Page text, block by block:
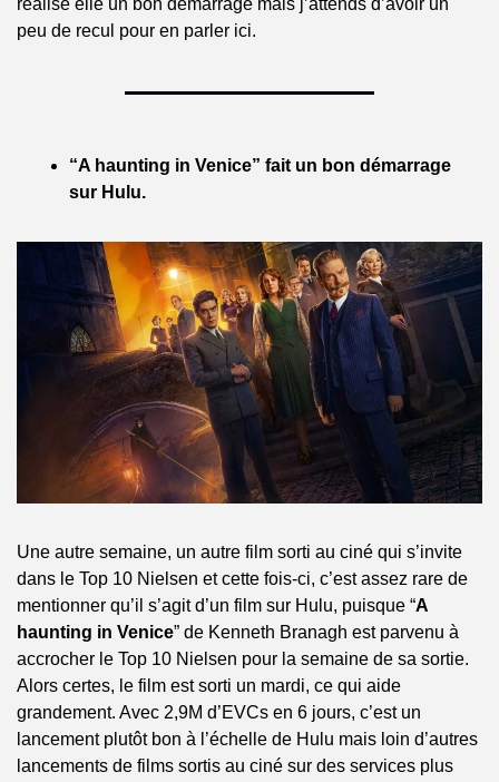
réalise elle un bon démarrage mais j’attends d’avoir un
peu de recul pour en parler ici.
“A haunting in Venice” fait un bon démarrage
sur Hulu.
Une autre semaine, un autre film sorti au ciné qui s’invite
dans le Top 10 Nielsen et cette fois-ci, c’est assez rare de
mentionner qu’il s’agit d’un film sur Hulu, puisque “A
haunting in Venice” de Kenneth Branagh est parvenu à
accrocher le Top 10 Nielsen pour la semaine de sa sortie.
Alors certes, le film est sorti un mardi, ce qui aide
grandement. Avec 2,9M d’EVCs en 6 jours, c’est un
lancement plutôt bon à l’échelle de Hulu mais loin d’autres
lancements de films sortis au ciné sur des services plus